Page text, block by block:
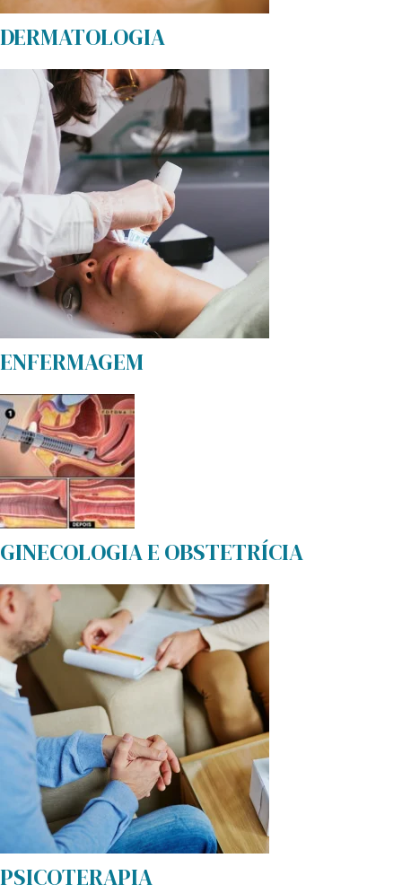
DERMATOLOGIA
ENFERMAGEM
GINECOLOGIA E OBSTETRÍCIA
PSICOTERAPIA